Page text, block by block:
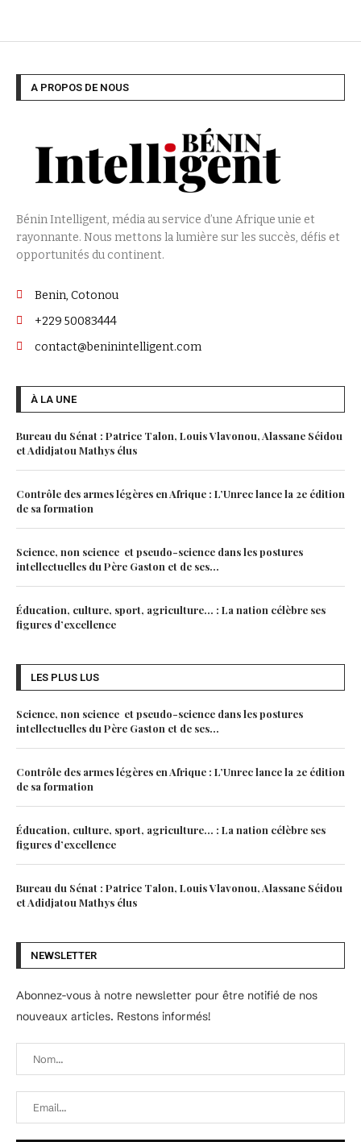
A PROPOS DE NOUS
Bénin Intelligent, média au service d’une Afrique unie et
rayonnante. Nous mettons la lumière sur les succès, défis et
opportunités du continent.
Benin, Cotonou
+229 50083444
contact@beninintelligent.com
À LA UNE
Bureau du Sénat : Patrice Talon, Louis Vlavonou, Alassane Séidou
et Adidjatou Mathys élus
Contrôle des armes légères en Afrique : L’Unrec lance la 2e édition
de sa formation
Science, non science et pseudo-science dans les postures
intellectuelles du Père Gaston et de ses...
Éducation, culture, sport, agriculture… : La nation célèbre ses
figures d’excellence
LES PLUS LUS
Science, non science et pseudo-science dans les postures
intellectuelles du Père Gaston et de ses...
Contrôle des armes légères en Afrique : L’Unrec lance la 2e édition
de sa formation
Éducation, culture, sport, agriculture… : La nation célèbre ses
figures d’excellence
Bureau du Sénat : Patrice Talon, Louis Vlavonou, Alassane Séidou
et Adidjatou Mathys élus
NEWSLETTER
Abonnez-vous à notre newsletter pour être notifié de nos
nouveaux articles. Restons informés!